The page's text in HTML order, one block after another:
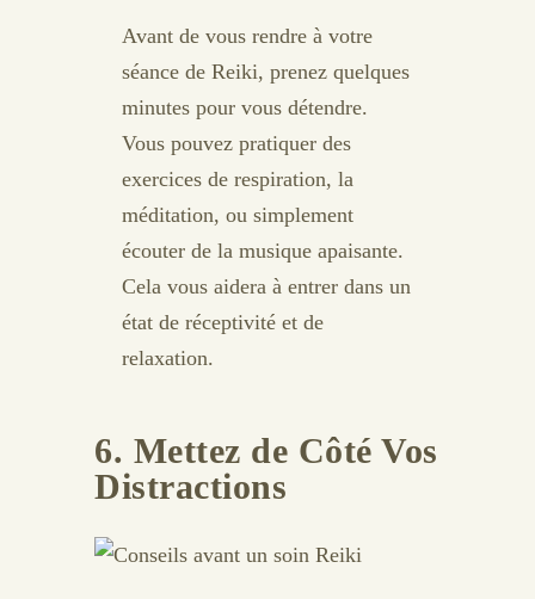
Avant de vous rendre à votre
séance de Reiki, prenez quelques
minutes pour vous détendre.
Vous pouvez pratiquer des
exercices de respiration, la
méditation, ou simplement
écouter de la musique apaisante.
Cela vous aidera à entrer dans un
état de réceptivité et de
relaxation.
6. Mettez de Côté Vos
Distractions